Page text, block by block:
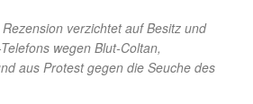
verzichtet auf Besitz und
wegen Blut-Coltan,
aus Protest gegen die Seuche des